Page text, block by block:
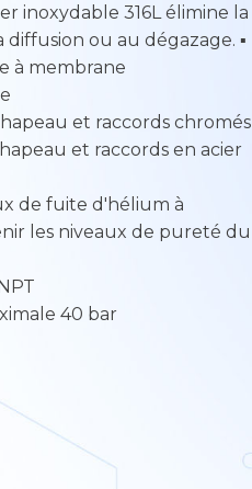
inoxydable 316L élimine la
ou au dégazage. ▪
à membrane
et raccords chromés
et raccords en acier
de fuite d'hélium à
les niveaux de pureté du
40 bar